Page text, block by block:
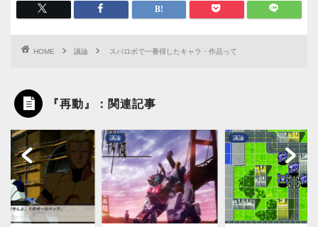
HOME 議論 スパロボで一番得したキャラ・作品って
『再動』：関連記事
議論 議論